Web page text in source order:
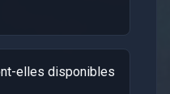
elles disponibles